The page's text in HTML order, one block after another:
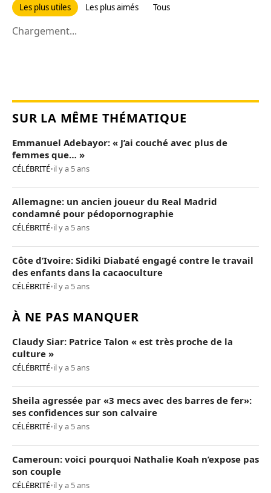
Les plus utiles Les plus aimés Tous
Chargement...
SUR LA MÊME THÉMATIQUE
Emmanuel Adebayor: « J’ai couché avec plus de
femmes que… »
CÉLÉBRITÉ•il y a 5 ans
Allemagne: un ancien joueur du Real Madrid
condamné pour pédopornographie
CÉLÉBRITÉ•il y a 5 ans
Côte d’Ivoire: Sidiki Diabaté engagé contre le travail
des enfants dans la cacaoculture
CÉLÉBRITÉ•il y a 5 ans
À NE PAS MANQUER
Claudy Siar: Patrice Talon « est très proche de la
culture »
CÉLÉBRITÉ•il y a 5 ans
Sheila agressée par «3 mecs avec des barres de fer»:
ses confidences sur son calvaire
CÉLÉBRITÉ•il y a 5 ans
Cameroun: voici pourquoi Nathalie Koah n’expose pas
son couple
CÉLÉBRITÉ•il y a 5 ans